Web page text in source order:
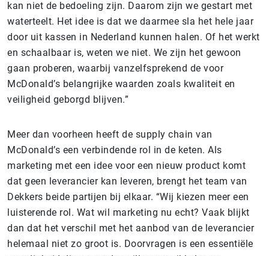
kan niet de bedoeling zijn. Daarom zijn we gestart met
waterteelt. Het idee is dat we daarmee sla het hele jaar
door uit kassen in Nederland kunnen halen. Of het werkt
en schaalbaar is, weten we niet. We zijn het gewoon
gaan proberen, waarbij vanzelfsprekend de voor
McDonald’s belangrijke waarden zoals kwaliteit en
veiligheid geborgd blijven.”
Meer dan voorheen heeft de supply chain van
McDonald’s een verbindende rol in de keten. Als
marketing met een idee voor een nieuw product komt
dat geen leverancier kan leveren, brengt het team van
Dekkers beide partijen bij elkaar. “Wij kiezen meer een
luisterende rol. Wat wil marketing nu echt? Vaak blijkt
dan dat het verschil met het aanbod van de leverancier
helemaal niet zo groot is. Doorvragen is een essentiële